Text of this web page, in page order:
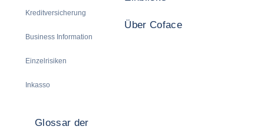
Kreditversicherung
Business Information
Einzelrisiken
Inkasso
Über Coface
Glossar der